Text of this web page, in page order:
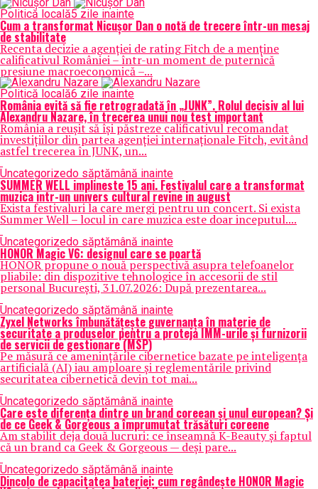
Politică locală5 zile inainte
Cum a transformat Nicușor Dan o notă de trecere într-un mesaj
de stabilitate
Recenta decizie a agenției de rating Fitch de a menține
calificativul României – într-un moment de puternică
presiune macroeconomică –...
Politică locală6 zile inainte
România evită să fie retrogradată în „JUNK”. Rolul decisiv al lui
Alexandru Nazare, în trecerea unui nou test important
România a reușit să își păstreze calificativul recomandat
investițiilor din partea agenției internaționale Fitch, evitând
astfel trecerea în JUNK, un...
Uncategorizedo săptămână inainte
SUMMER WELL implineste 15 ani. Festivalul care a transformat
muzica intr-un univers cultural revine in august
Exista festivaluri la care mergi pentru un concert. Si exista
Summer Well – locul in care muzica este doar inceputul....
Uncategorizedo săptămână inainte
HONOR Magic V6: designul care se poartă
HONOR propune o nouă perspectivă asupra telefoanelor
pliabile: din dispozitive tehnologice în accesorii de stil
personal București, 31.07.2026: După prezentarea...
Uncategorizedo săptămână inainte
Zyxel Networks îmbunătățește guvernanța în materie de
securitate a produselor pentru a proteja IMM-urile și furnizorii
de servicii de gestionare (MSP)
Pe măsură ce amenințările cibernetice bazate pe inteligența
artificială (AI) iau amploare și reglementările privind
securitatea cibernetică devin tot mai...
Uncategorizedo săptămână inainte
Care este diferența dintre un brand coreean și unul european? Și
de ce Geek & Gorgeous a împrumutat trăsături coreene
Am stabilit deja două lucruri: ce înseamnă K-Beauty și faptul
că un brand ca Geek & Gorgeous — deși pare...
Uncategorizedo săptămână inainte
Dincolo de capacitatea bateriei: cum regândește HONOR Magic